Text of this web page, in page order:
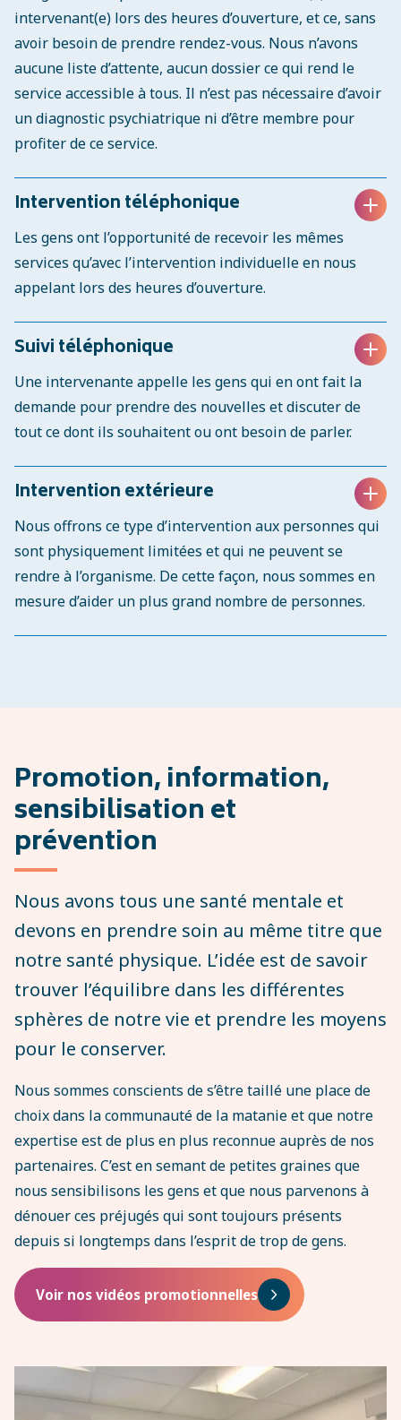
intervenant(e) lors des heures d’ouverture, et ce, sans
avoir besoin de prendre rendez-vous. Nous n’avons
aucune liste d’attente, aucun dossier ce qui rend le
service accessible à tous. Il n’est pas nécessaire d’avoir
un diagnostic psychiatrique ni d’être membre pour
profiter de ce service.
Intervention téléphonique
Les gens ont l’opportunité de recevoir les mêmes
services qu’avec l’intervention individuelle en nous
appelant lors des heures d’ouverture.
Suivi téléphonique
Une intervenante appelle les gens qui en ont fait la
demande pour prendre des nouvelles et discuter de
tout ce dont ils souhaitent ou ont besoin de parler.
Intervention extérieure
Nous offrons ce type d’intervention aux personnes qui
sont physiquement limitées et qui ne peuvent se
rendre à l’organisme. De cette façon, nous sommes en
mesure d’aider un plus grand nombre de personnes.
Promotion, information,
sensibilisation et
prévention
Nous avons tous une santé mentale et
devons en prendre soin au même titre que
notre santé physique. L’idée est de savoir
trouver l’équilibre dans les différentes
sphères de notre vie et prendre les moyens
pour le conserver.
Nous sommes conscients de s’être taillé une place de
choix dans la communauté de la matanie et que notre
expertise est de plus en plus reconnue auprès de nos
partenaires. C’est en semant de petites graines que
nous sensibilisons les gens et que nous parvenons à
dénouer ces préjugés qui sont toujours présents
depuis si longtemps dans l’esprit de trop de gens.
Voir nos vidéos promotionnelles 